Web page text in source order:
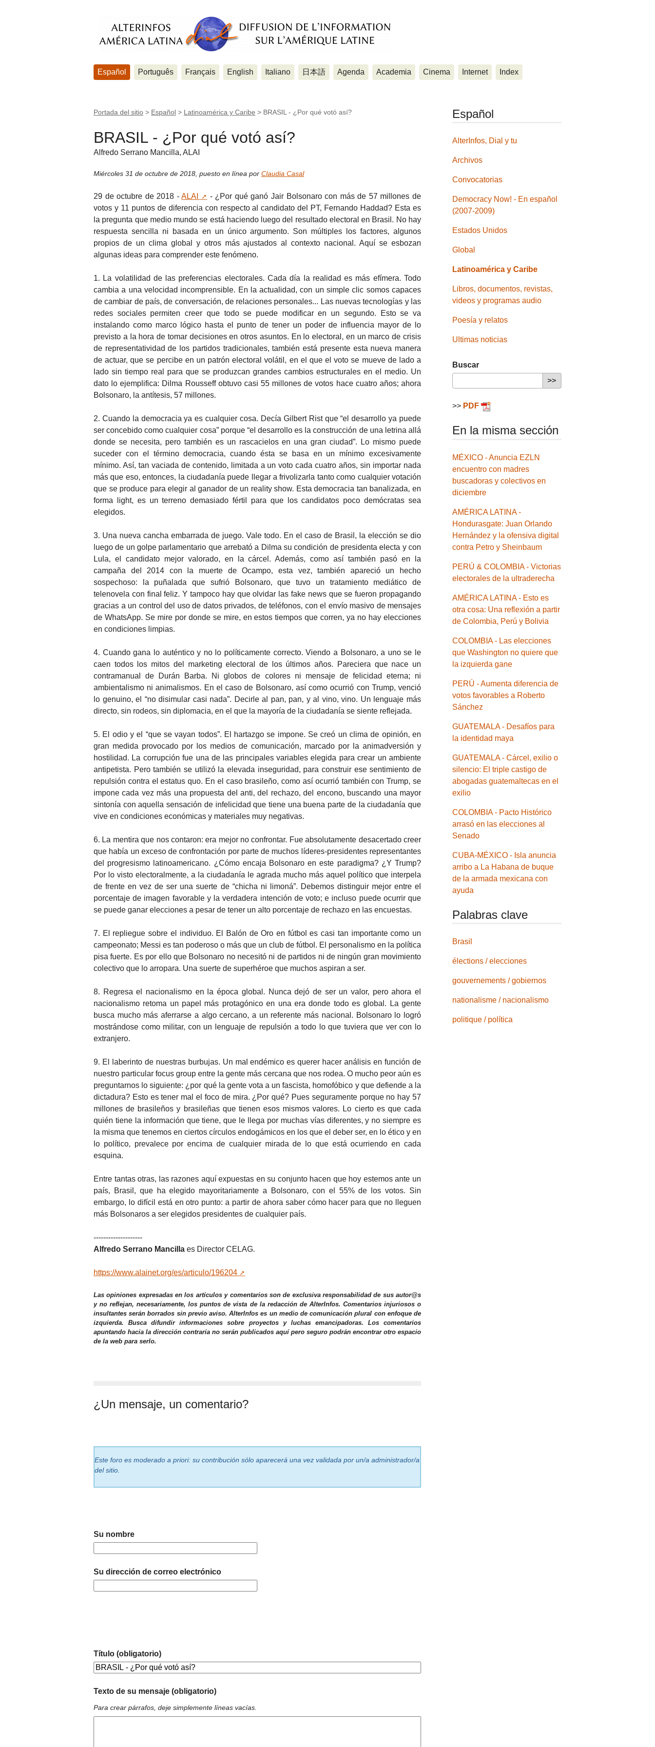
Español Português Français English Italiano 日本語 Agenda Academia Cinema Internet Index
Portada del sitio > Español > Latinoamérica y Caribe > BRASIL - ¿Por qué votó así?
BRASIL - ¿Por qué votó así?
Alfredo Serrano Mancilla, ALAI
Miércoles 31 de octubre de 2018 puesto en línea por Claudia Casal
29 de octubre de 2018 -ALAI
- ¿Por qué ganó Jair Bolsonaro con más de 57 millones de
votos y 11 puntos de diferencia con respecto al candidato del PT, Fernando Haddad? Esta es
la pregunta que medio mundo se está haciendo luego del resultado electoral en Brasil. No hay
respuesta sencilla ni basada en un único argumento. Son múltiples los factores, algunos
propios de un clima global y otros más ajustados al contexto nacional. Aquí se esbozan
algunas ideas para comprender este fenómeno.
1. La volatilidad de las preferencias electorales. Cada día la realidad es más efímera. Todo
cambia a una velocidad incomprensible. En la actualidad, con un simple clic somos capaces
de cambiar de país, de conversación, de relaciones personales... Las nuevas tecnologías y las
redes sociales permiten creer que todo se puede modificar en un segundo. Esto se va
instalando como marco lógico hasta el punto de tener un poder de influencia mayor de lo
previsto a la hora de tomar decisiones en otros asuntos. En lo electoral, en un marco de crisis
de representatividad de los partidos tradicionales, también está presente esta nueva manera
de actuar, que se percibe en un patrón electoral volátil, en el que el voto se mueve de lado a
lado sin tiempo real para que se produzcan grandes cambios estructurales en el medio. Un
dato lo ejemplifica: Dilma Rousseff obtuvo casi 55 millones de votos hace cuatro años; ahora
Bolsonaro, la antítesis, 57 millones.
2. Cuando la democracia ya es cualquier cosa. Decía Gilbert Rist que “el desarrollo ya puede
ser concebido como cualquier cosa” porque “el desarrollo es la construcción de una letrina allá
donde se necesita, pero también es un rascacielos en una gran ciudad”. Lo mismo puede
suceder con el término democracia, cuando ésta se basa en un mínimo excesivamente
mínimo. Así, tan vaciada de contenido, limitada a un voto cada cuatro años, sin importar nada
más que eso, entonces, la ciudadanía puede llegar a frivolizarla tanto como cualquier votación
que se produce para elegir al ganador de un reality show. Esta democracia tan banalizada, en
forma light, es un terreno demasiado fértil para que los candidatos poco demócratas sea
elegidos.
3. Una nueva cancha embarrada de juego. Vale todo. En el caso de Brasil, la elección se dio
luego de un golpe parlamentario que arrebató a Dilma su condición de presidenta electa y con
Lula, el candidato mejor valorado, en la cárcel. Además, como así también pasó en la
campaña del 2014 con la muerte de Ocampo, esta vez, también apareció un hecho
sospechoso: la puñalada que sufrió Bolsonaro, que tuvo un tratamiento mediático de
telenovela con final feliz. Y tampoco hay que olvidar las fake news que se fueron propagando
gracias a un control del uso de datos privados, de teléfonos, con el envío masivo de mensajes
de WhatsApp. Se mire por donde se mire, en estos tiempos que corren, ya no hay elecciones
en condiciones limpias.
4. Cuando gana lo auténtico y no lo políticamente correcto. Viendo a Bolsonaro, a uno se le
caen todos los mitos del marketing electoral de los últimos años. Pareciera que nace un
contramanual de Durán Barba. Ni globos de colores ni mensaje de felicidad eterna; ni
ambientalismo ni animalismos. En el caso de Bolsonaro, así como ocurrió con Trump, venció
lo genuino, el “no disimular casi nada”. Decirle al pan, pan, y al vino, vino. Un lenguaje más
directo, sin rodeos, sin diplomacia, en el que la mayoría de la ciudadanía se siente reflejada.
5. El odio y el “que se vayan todos”. El hartazgo se impone. Se creó un clima de opinión, en
gran medida provocado por los medios de comunicación, marcado por la animadversión y
hostilidad. La corrupción fue una de las principales variables elegida para crear un ambiente
antipetista. Pero también se utilizó la elevada inseguridad, para construir ese sentimiento de
repulsión contra el estatus quo. En el caso brasileño, como así ocurrió también con Trump, se
impone cada vez más una propuesta del anti, del rechazo, del encono, buscando una mayor
sintonía con aquella sensación de infelicidad que tiene una buena parte de la ciudadanía que
vive en condiciones económicas y materiales muy negativas.
6. La mentira que nos contaron: era mejor no confrontar. Fue absolutamente desacertado creer
que había un exceso de confrontación por parte de muchos líderes-presidentes representantes
del progresismo latinoamericano. ¿Cómo encaja Bolsonaro en este paradigma? ¿Y Trump?
Por lo visto electoralmente, a la ciudadanía le agrada mucho más aquel político que interpela
de frente en vez de ser una suerte de “chicha ni limoná”. Debemos distinguir mejor entre el
porcentaje de imagen favorable y la verdadera intención de voto; e incluso puede ocurrir que
se puede ganar elecciones a pesar de tener un alto porcentaje de rechazo en las encuestas.
7. El repliegue sobre el individuo. El Balón de Oro en fútbol es casi tan importante como un
campeonato; Messi es tan poderoso o más que un club de fútbol. El personalismo en la política
pisa fuerte. Es por ello que Bolsonaro no necesitó ni de partidos ni de ningún gran movimiento
colectivo que lo arropara. Una suerte de superhéroe que muchos aspiran a ser.
8. Regresa el nacionalismo en la época global. Nunca dejó de ser un valor, pero ahora el
nacionalismo retoma un papel más protagónico en una era donde todo es global. La gente
busca mucho más aferrarse a algo cercano, a un referente más nacional. Bolsonaro lo logró
mostrándose como militar, con un lenguaje de repulsión a todo lo que tuviera que ver con lo
extranjero.
9. El laberinto de nuestras burbujas. Un mal endémico es querer hacer análisis en función de
nuestro particular focus group entre la gente más cercana que nos rodea. O mucho peor aún es
preguntarnos lo siguiente: ¿por qué la gente vota a un fascista, homofóbico y que defiende a la
dictadura? Esto es tener mal el foco de mira. ¿Por qué? Pues seguramente porque no hay 57
millones de brasileños y brasileñas que tienen esos mismos valores. Lo cierto es que cada
quién tiene la información que tiene, que le llega por muchas vías diferentes, y no siempre es
la misma que tenemos en ciertos círculos endogámicos en los que el deber ser, en lo ético y en
lo político, prevalece por encima de cualquier mirada de lo que está ocurriendo en cada
esquina.
Entre tantas otras, las razones aquí expuestas en su conjunto hacen que hoy estemos ante un
país, Brasil, que ha elegido mayoritariamente a Bolsonaro, con el 55% de los votos. Sin
embargo, lo difícil está en otro punto: a partir de ahora saber cómo hacer para que no lleguen
más Bolsonaros a ser elegidos presidentes de cualquier país.
--------------------
Alfredo Serrano Mancilla es Director CELAG.
https://www.alainet.org/es/articulo/196204
Las opiniones expresadas en los artículos y comentarios son de exclusiva responsabilidad de sus autor@s
y no reflejan, necesariamente, los puntos de vista de la redacción de AlterInfos. Comentarios injuriosos o
insultantes serán borrados sin previo aviso. AlterInfos es un medio de comunicación plural con enfoque de
izquierda. Busca difundir informaciones sobre proyectos y luchas emancipadoras. Los comentarios
apuntando hacia la dirección contraria no serán publicados aquí pero seguro podrán encontrar otro espacio
de la web para serlo.
¿Un mensaje, un comentario?
Este foro es moderado a priori: su contribución sólo aparecerá una vez validada por un/a administrador/a
del sitio.
Su nombre
Su dirección de correo electrónico
Título (obligatorio)
Texto de su mensaje (obligatorio)
Para crear párrafos, deje simplemente líneas vacías.
Español
AlterInfos, Dial y tu
Archivos
Convocatorias
Democracy Now! - En español
(2007-2009)
Estados Unidos
Global
Latinoamérica y Caribe
Libros, documentos, revistas,
videos y programas audio
Poesía y relatos
Ultimas noticias
Buscar
>> PDF
En la misma sección
MÉXICO - Anuncia EZLN
encuentro con madres
buscadoras y colectivos en
diciembre
AMÉRICA LATINA -
Hondurasgate: Juan Orlando
Hernández y la ofensiva digital
contra Petro y Sheinbaum
PERÚ & COLOMBIA - Victorias
electorales de la ultraderecha
AMÉRICA LATINA - Esto es
otra cosa: Una reflexión a partir
de Colombia, Perú y Bolivia
COLOMBIA - Las elecciones
que Washington no quiere que
la izquierda gane
PERÚ - Aumenta diferencia de
votos favorables a Roberto
Sánchez
GUATEMALA - Desafíos para
la identidad maya
GUATEMALA - Cárcel, exilio o
silencio: El triple castigo de
abogadas guatemaltecas en el
exilio
COLOMBIA - Pacto Histórico
arrasó en las elecciones al
Senado
CUBA-MÉXICO - Isla anuncia
arribo a La Habana de buque
de la armada mexicana con
ayuda
Palabras clave
Brasil
élections / elecciones
gouvernements / gobiernos
nationalisme / nacionalismo
politique / política